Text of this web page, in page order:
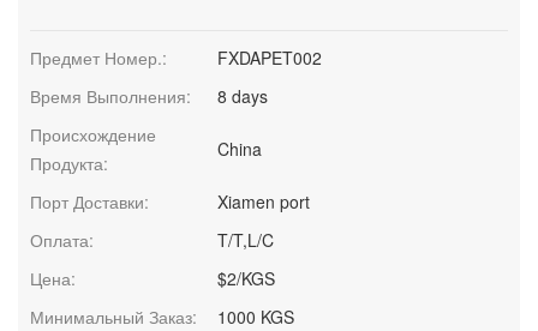
Предмет Номер.:
FXDAPET002
Время Выполнения:
8 days
Происхождение
Продукта:
China
Порт Доставки:
Xiamen port
Оплата:
T/T,L/C
Цена:
$2/KGS
Минимальный Заказ:
1000 KGS